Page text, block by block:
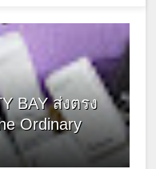
BAY ส่งตรง
Ordinary